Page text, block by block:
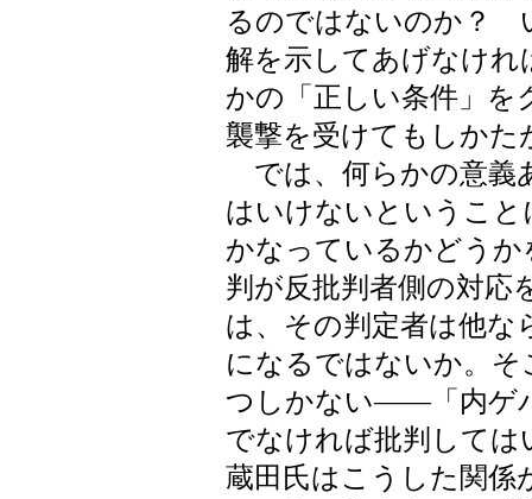
るのではないのか？
解を示してあげなけ
かの「正しい条件」を
襲撃を受けてもしかた
では、何らかの意義
はいけないというこ
かなっているかどう
判が反批判者側の対応
は、その判定者は他な
になるではないか。
つしかない――「内ゲ
でなければ批判して
蔵田氏はこうした関係